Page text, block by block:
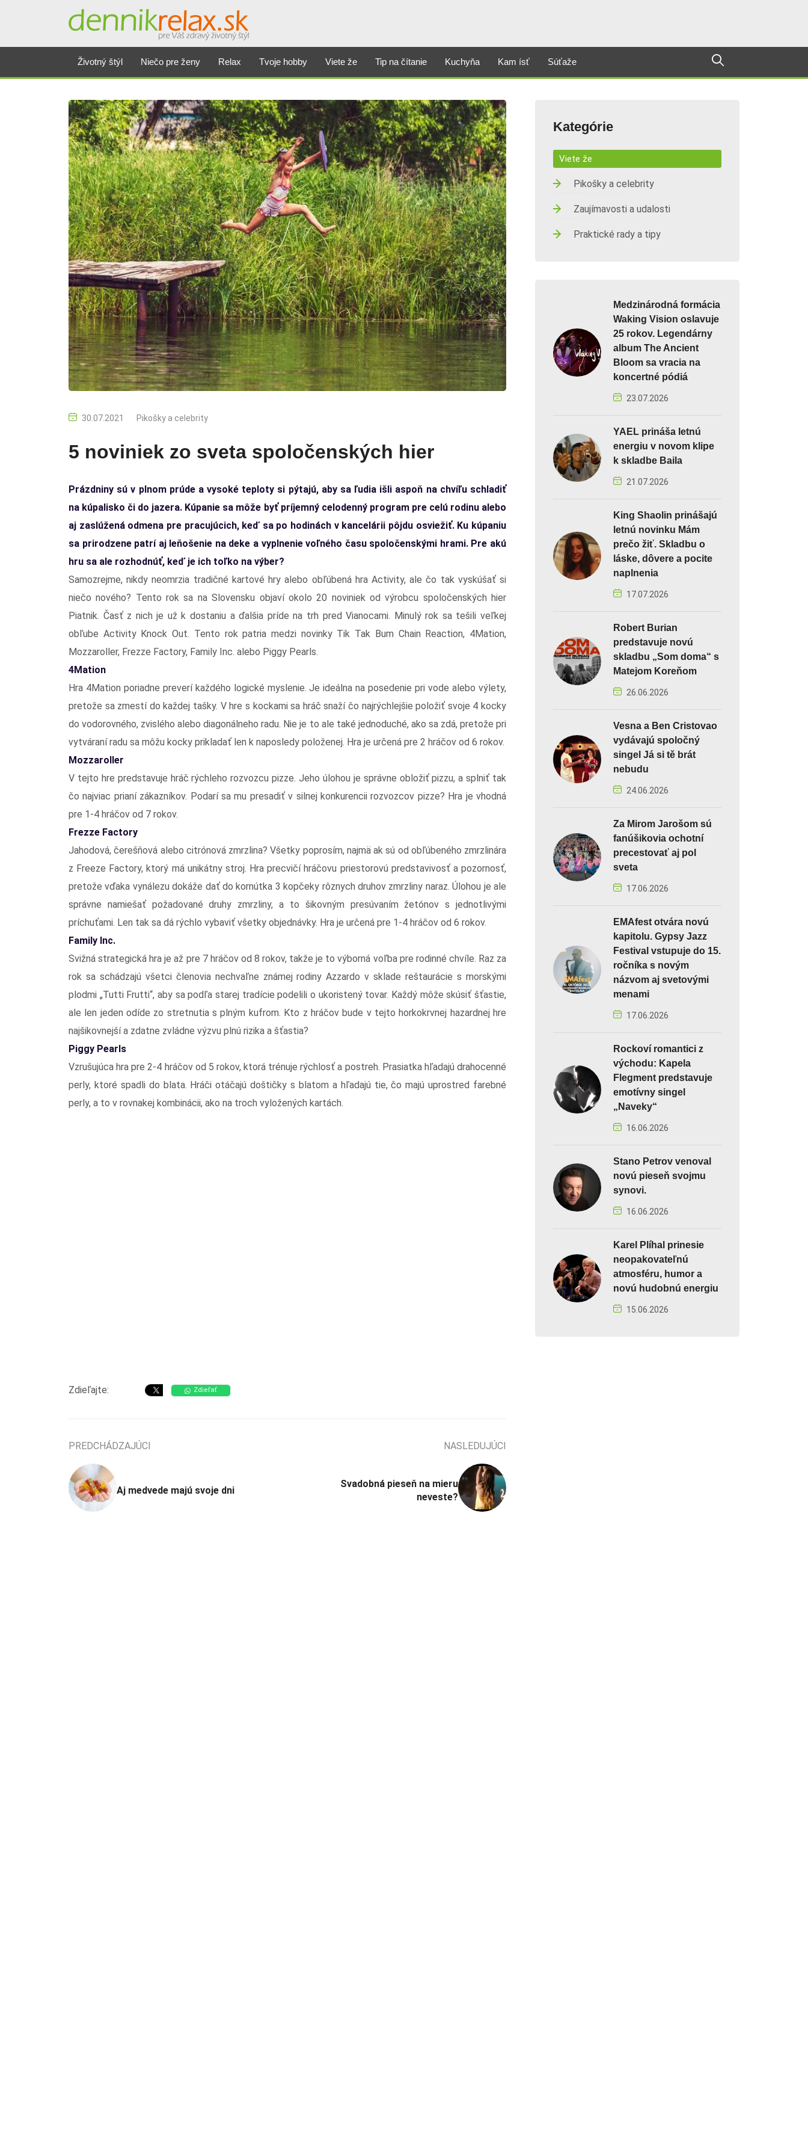
Životný štýl Niečo pre ženy Relax Tvoje hobby Viete že Tip na čítanie Kuchyňa Kam ísť Súťaže
30.07.2021 Pikošky a celebrity
5 noviniek zo sveta spoločenských hier
Prázdniny sú v plnom prúde a vysoké teploty si pýtajú, aby sa ľudia išli aspoň na chvíľu schladiť
na kúpalisko či do jazera. Kúpanie sa môže byť príjemný celodenný program pre celú rodinu alebo
aj zaslúžená odmena pre pracujúcich, keď sa po hodinách v kancelárii pôjdu osviežiť. Ku kúpaniu
sa prirodzene patrí aj leňošenie na deke a vyplnenie voľného času spoločenskými hrami. Pre akú
hru sa ale rozhodnúť, keď je ich toľko na výber?
Samozrejme, nikdy neomrzia tradičné kartové hry alebo obľúbená hra Activity, ale čo tak vyskúšať si
niečo nového? Tento rok sa na Slovensku objaví okolo 20 noviniek od výrobcu spoločenských hier
Piatnik. Časť z nich je už k dostaniu a ďalšia príde na trh pred Vianocami. Minulý rok sa tešili veľkej
obľube Activity Knock Out. Tento rok patria medzi novinky Tik Tak Bum Chain Reaction, 4Mation,
Mozzaroller, Frezze Factory, Family Inc. alebo Piggy Pearls.
4Mation
Hra 4Mation poriadne preverí každého logické myslenie. Je ideálna na posedenie pri vode alebo výlety,
pretože sa zmestí do každej tašky. V hre s kockami sa hráč snaží čo najrýchlejšie položiť svoje 4 kocky
do vodorovného, zvislého alebo diagonálneho radu. Nie je to ale také jednoduché, ako sa zdá, pretože pri
vytváraní radu sa môžu kocky prikladať len k naposledy položenej. Hra je určená pre 2 hráčov od 6 rokov.
Mozzaroller
V tejto hre predstavuje hráč rýchleho rozvozcu pizze. Jeho úlohou je správne obložiť pizzu, a splniť tak
čo najviac prianí zákazníkov. Podarí sa mu presadiť v silnej konkurencii rozvozcov pizze? Hra je vhodná
pre 1-4 hráčov od 7 rokov.
Frezze Factory
Jahodová, čerešňová alebo citrónová zmrzlina? Všetky poprosím, najmä ak sú od obľúbeného zmrzlinára
z Freeze Factory, ktorý má unikátny stroj. Hra precvičí hráčovu priestorovú predstavivosť a pozornosť,
pretože vďaka vynálezu dokáže dať do kornútka 3 kopčeky rôznych druhov zmrzliny naraz. Úlohou je ale
správne namiešať požadované druhy zmrzliny, a to šikovným presúvaním žetónov s jednotlivými
príchuťami. Len tak sa dá rýchlo vybaviť všetky objednávky. Hra je určená pre 1-4 hráčov od 6 rokov.
Family Inc.
Svižná strategická hra je až pre 7 hráčov od 8 rokov, takže je to výborná voľba pre rodinné chvíle. Raz za
rok sa schádzajú všetci členovia nechvaľne známej rodiny Azzardo v sklade reštaurácie s morskými
plodmi „Tutti Frutti“, aby sa podľa starej tradície podelili o ukoristený tovar. Každý môže skúsiť šťastie,
ale len jeden odíde zo stretnutia s plným kufrom. Kto z hráčov bude v tejto horkokrvnej hazardnej hre
najšikovnejší a zdatne zvládne výzvu plnú rizika a šťastia?
Piggy Pearls
Vzrušujúca hra pre 2-4 hráčov od 5 rokov, ktorá trénuje rýchlosť a postreh. Prasiatka hľadajú drahocenné
perly, ktoré spadli do blata. Hráči otáčajú doštičky s blatom a hľadajú tie, čo majú uprostred farebné
perly, a to v rovnakej kombinácii, ako na troch vyložených kartách.
Zdieľajte: Zdieľať
PREDCHÁDZAJÚCI
Aj medvede majú svoje dni
NASLEDUJÚCI
Svadobná pieseň na mieru
neveste?
Kategórie
Viete že
Pikošky a celebrity
Zaujímavosti a udalosti
Praktické rady a tipy
Medzinárodná formácia
Waking Vision oslavuje
25 rokov. Legendárny
album The Ancient
Bloom sa vracia na
koncertné pódiá
23.07.2026
YAEL prináša letnú
energiu v novom klipe
k skladbe Baila
21.07.2026
King Shaolin prinášajú
letnú novinku Mám
prečo žiť. Skladbu o
láske, dôvere a pocite
naplnenia
17.07.2026
Robert Burian
predstavuje novú
skladbu „Som doma“ s
Matejom Koreňom
26.06.2026
Vesna a Ben Cristovao
vydávajú spoločný
singel Já si tě brát
nebudu
24.06.2026
Za Mirom Jarošom sú
fanúšikovia ochotní
precestovať aj pol
sveta
17.06.2026
EMAfest otvára novú
kapitolu. Gypsy Jazz
Festival vstupuje do 15.
ročníka s novým
názvom aj svetovými
menami
17.06.2026
Rockoví romantici z
východu: Kapela
Flegment predstavuje
emotívny singel
„Naveky“
16.06.2026
Stano Petrov venoval
novú pieseň svojmu
synovi.
16.06.2026
Karel Plíhal prinesie
neopakovateľnú
atmosféru, humor a
novú hudobnú energiu
15.06.2026